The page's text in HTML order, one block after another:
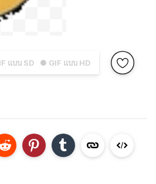
แบบ SD ● GIF แบบ HD